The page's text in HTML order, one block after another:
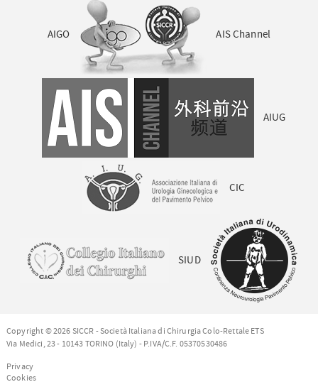
AIGO AIS Channel
AIUG
CIC
SIUD
Copyright © 2026 SICCR - Società Italiana di Chirurgia Colo-Rettale ETS
Via Medici, 23 - 10143 TORINO (Italy) - P.IVA/C.F. 05370530486
Privacy
Cookies